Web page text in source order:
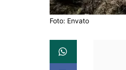
Foto: Envato